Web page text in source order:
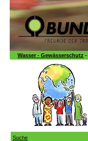
Wasser - Gewässerschutz -
Suche